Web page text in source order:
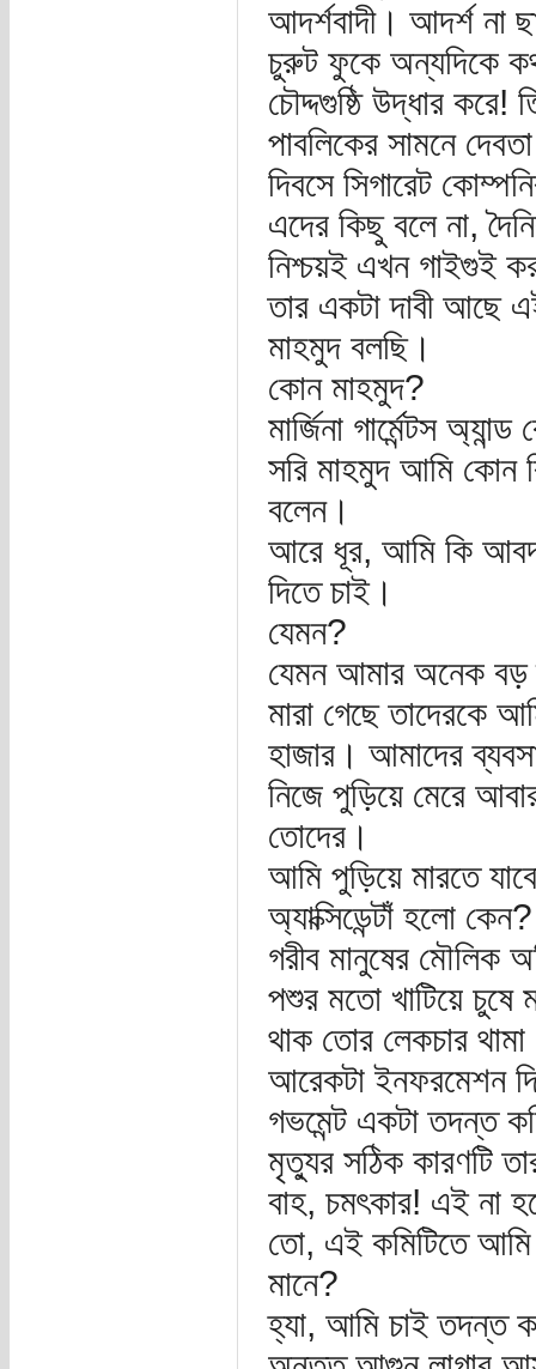
আদর্শবাদী। আদর্শ না
চুরুট ফুকে অন্যদিকে
চৌদ্দগুষ্ঠি উদ্ধার
পাবলিকের সামনে
দিবসে সিগারেট
এদের কিছু বলে না,
নিশ্চয়ই এখন গাইগুই
তার একটা দাবী আছে
মাহমুদ বলছি।
কোন মাহমুদ?
মার্জিনা গার্মেন্টস
সরি মাহমুদ আমি কোন
বলেন।
আরে ধূর, আমি কি
দিতে চাই।
যেমন?
যেমন আমার অনেক বড়
মারা গেছে তাদেরকে
হাজার। আমাদের
নিজে পুড়িয়ে মেরে
তোদের।
আমি পুড়িয়ে মারতে
অ্যাক্সিডেন্টাঁ হলো
গরীব মানুষের মৌলিক
পশুর মতো খাটিয়ে চুষে
থাক তোর লেকচার
আরেকটা ইনফরমেশন
গভমেন্ট একটা তদন্ত
মৃত্যুর সঠিক কারণটি
বাহ, চমৎকার! এই না
তো, এই কমিটিতে
মানে?
হ্যা, আমি চাই তদন্ত